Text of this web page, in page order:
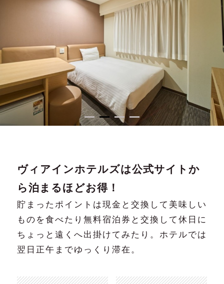
1 2 3 4
ヴィアインホテルズは公式サイトか
ら泊まるほどお得！
貯まったポイントは現金と交換して美味しい
ものを食べたり無料宿泊券と交換して休日に
ちょっと遠くへ出掛けてみたり。ホテルでは
翌日正午までゆっくり滞在。
ホテルパンフレット
総合パンフレット
チェーンTOP
公式アプリ
団体でのご利用・ご予約
ブランドムービー
コンテンツギャラリー
オリジナルインバス
会員マイページ
予約の確認・キャンセ